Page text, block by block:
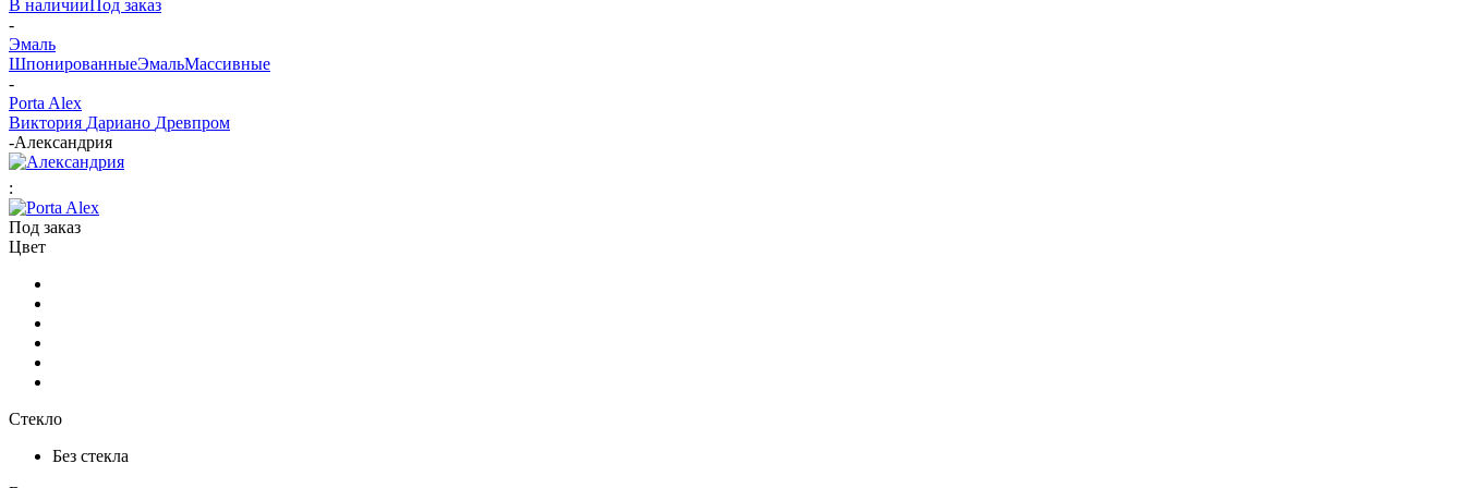
В наличииПод заказ
-
Эмаль
ШпонированныеЭмальМассивные
-
Porta Alex
Виктория Дариано Древпром
-Александрия
:
Под заказ
Цвет
Стекло
Без стекла